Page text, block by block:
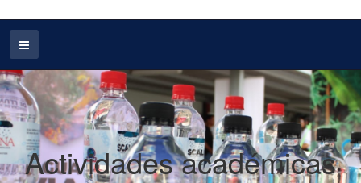
Actividades académicas